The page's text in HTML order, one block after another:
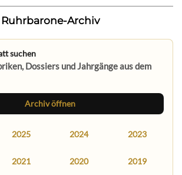
Ruhrbarone-Archiv
suchen
Dossiers und Jahrgänge aus dem
Archiv öffnen
2025 2024 2023
2021 2020 2019